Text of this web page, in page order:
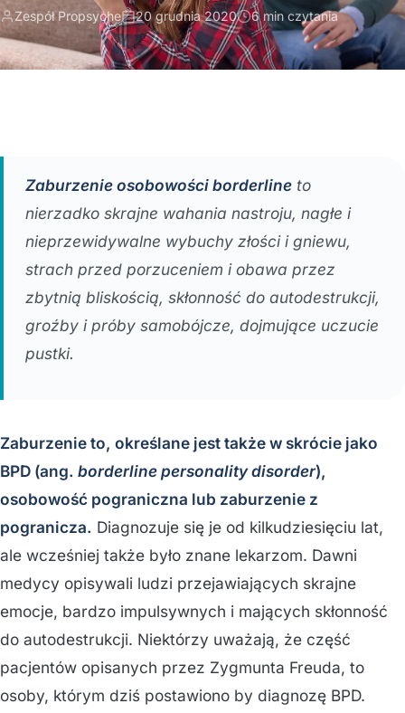
Zespół Propsyche 20 grudnia 2020 6 min czytania
Zaburzenie osobowości borderline to
nierzadko skrajne wahania nastroju, nagłe i
nieprzewidywalne wybuchy złości i gniewu,
strach przed porzuceniem i obawa przez
zbytnią bliskością, skłonność do autodestrukcji,
groźby i próby samobójcze, dojmujące uczucie
pustki.
Zaburzenie to, określane jest także w skrócie jako
BPD (ang. borderline personality disorder),
osobowość pograniczna lub zaburzenie z
pogranicza. Diagnozuje się je od kilkudziesięciu lat,
ale wcześniej także było znane lekarzom. Dawni
medycy opisywali ludzi przejawiających skrajne
emocje, bardzo impulsywnych i mających skłonność
do autodestrukcji. Niektórzy uważają, że część
pacjentów opisanych przez Zygmunta Freuda, to
osoby, którym dziś postawiono by diagnozę BPD.